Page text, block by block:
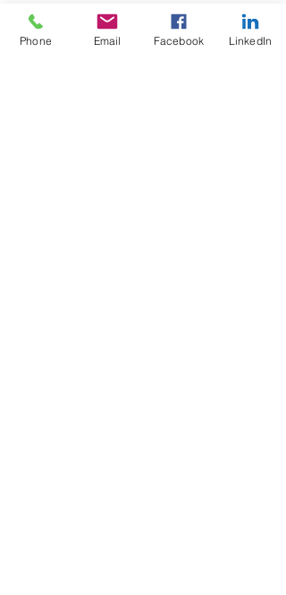
Les succès cumulés depuis 1994
reposent sur une fondation
Phone Email Facebook LinkedIn